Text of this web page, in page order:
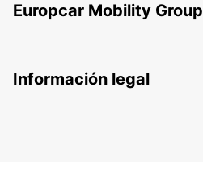
Europcar Mobility Group
Información legal